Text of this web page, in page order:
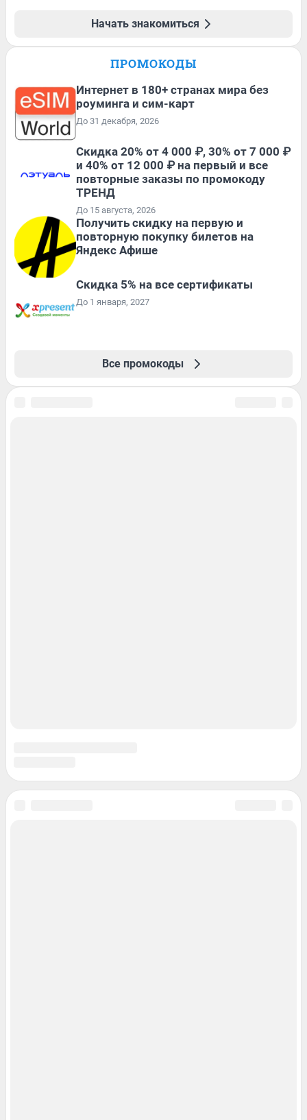
Начать знакомиться
ПРОМОКОДЫ
Интернет в 180+ странах мира без
роуминга и сим-карт
До 31 декабря, 2026
Скидка 20% от 4 000 ₽, 30% от 7 000 ₽
и 40% от 12 000 ₽ на первый и все
повторные заказы по промокоду
ТРЕНД
До 15 августа, 2026
Получить скидку на первую и
повторную покупку билетов на
Яндекс Афише
Скидка 5% на все сертификаты
До 1 января, 2027
Все промокоды